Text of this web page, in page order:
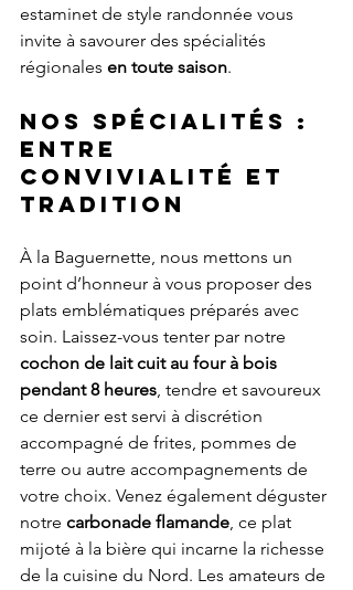
estaminet de style randonnée vous
invite à savourer des spécialités
régionales en toute saison.
Nos Spécialités :
entre
convivialité et
tradition
À la Baguernette, nous mettons un
point d’honneur à vous proposer des
plats emblématiques préparés avec
soin. Laissez-vous tenter par notre
cochon de lait cuit au four à bois
pendant 8 heures, tendre et savoureux
ce dernier est servi à discrétion
accompagné de frites, pommes de
terre ou autre accompagnements de
votre choix. Venez également déguster
notre carbonade flamande, ce plat
mijoté à la bière qui incarne la richesse
de la cuisine du Nord. Les amateurs de